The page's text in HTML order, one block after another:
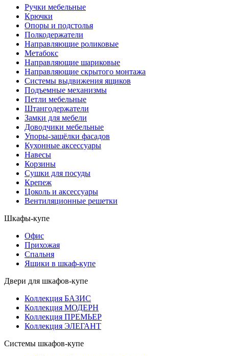
Ручки мебельные
Крючки
Опоры и подстолья
Полкодержатели
Направляющие роликовые
Метабокс
Направляющие шариковые
Направляющие скрытого монтажа
Системы выдвижения ящиков
Подъемные механизмы
Петли мебельные
Штангодержатели
Замки для мебели
Доводчики мебельные
Упоры-защёлки фасадов
Кухонные аксессуары
Навесы
Корзины
Сушки для посуды
Крепеж
Цоколь и аксессуары
Вентиляционные решетки
Шкафы-купе
Офис
Прихожая
Спальня
Ящики в шкаф-купе
Двери для шкафов-купе
Коллекция БАЗИС
Коллекция МОДЕРН
Коллекция ПРЕМЬЕР
Коллекция ЭЛЕГАНТ
Системы шкафов-купе